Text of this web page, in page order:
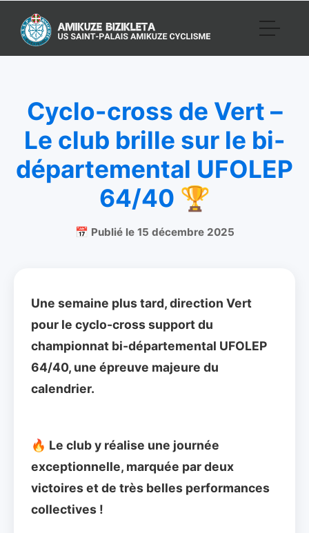
Cyclo-cross de Vert –
Le club brille sur le bi-
départemental UFOLEP
64/40 🏆
📅 Publié le 15 décembre 2025
Une semaine plus tard, direction Vert
pour le cyclo-cross support du
championnat bi-départemental UFOLEP
64/40, une épreuve majeure du
calendrier.
🔥 Le club y réalise une journée
exceptionnelle, marquée par deux
victoires et de très belles performances
collectives !